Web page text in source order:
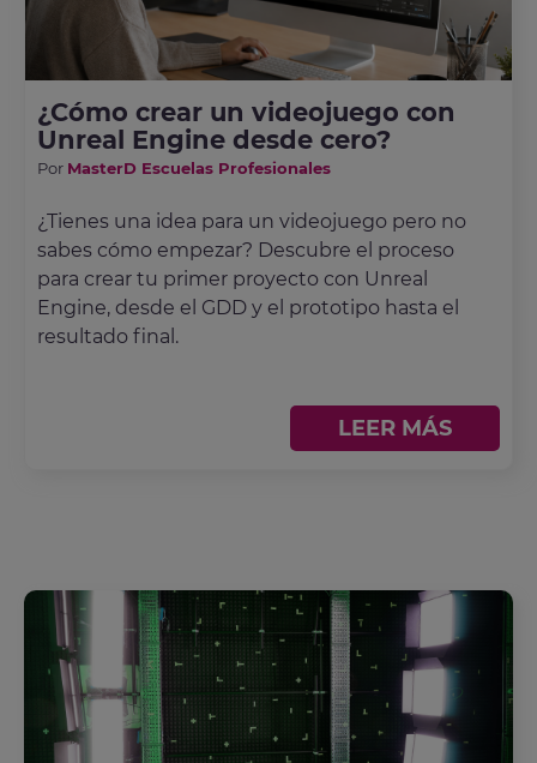
¿Cómo crear un videojuego con
Unreal Engine desde cero?
Por MasterD Escuelas Profesionales
¿Tienes una idea para un videojuego pero no
sabes cómo empezar? Descubre el proceso
para crear tu primer proyecto con Unreal
Engine, desde el GDD y el prototipo hasta el
resultado final.
LEER MÁS